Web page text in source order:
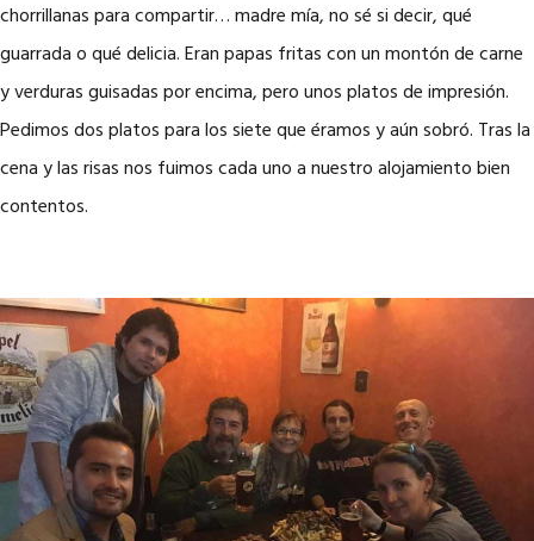
chorrillanas para compartir… madre mía, no sé si decir, qué
guarrada o qué delicia. Eran papas fritas con un montón de carne
y verduras guisadas por encima, pero unos platos de impresión.
Pedimos dos platos para los siete que éramos y aún sobró. Tras la
cena y las risas nos fuimos cada uno a nuestro alojamiento bien
contentos.